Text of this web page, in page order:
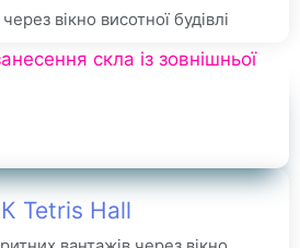
вікно висотної будівлі
Tetris Hall